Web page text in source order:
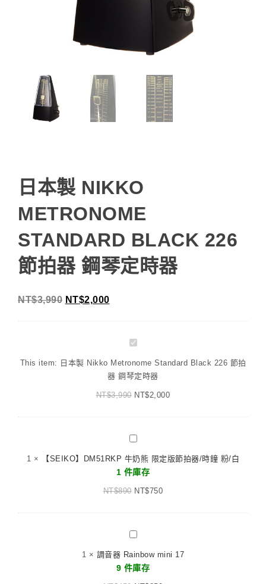
日本製 NIKKO
METRONOME
STANDARD BLACK 226
節拍器 鋼琴定時器
NT$3,990 NT$2,000
日
Nikko
Metronome
226
拍
器
鋼
定
器
This item: 日本製 Nikko Metronome Standard Black 226 節拍
器 鋼琴定時器
NT$3,990 NT$2,000
【SEIKO】
牛
奶
熊
版
拍
器/
1 × 【SEIKO】DM51RKP 牛奶熊 限定版節拍器/時鐘 粉/白
1 件庫存
NT$890 NT$750
調
Rainbow
1 × 調音器 Rainbow mini 17
9 件庫存